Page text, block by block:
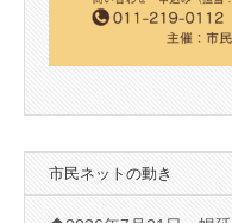
市民ネットの動き